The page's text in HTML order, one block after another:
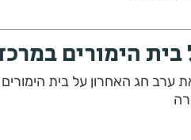
הימורים במרכז
פשטו לקראת ערב חג האחרון על בית